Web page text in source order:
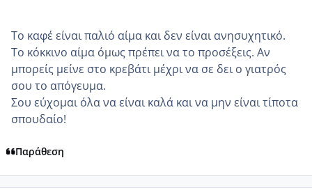
Το καφέ είναι παλιό αίμα και δεν είναι ανησυχητικό.
Το κόκκινο αίμα όμως πρέπει να το προσέξεις. Αν
μπορείς μείνε στο κρεβάτι μέχρι να σε δει ο γιατρός
σου το απόγευμα.
Σου εύχομαι όλα να είναι καλά και να μην είναι τίποτα
σπουδαίο!
Παράθεση